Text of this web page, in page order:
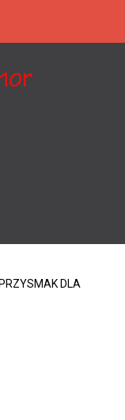
DLA